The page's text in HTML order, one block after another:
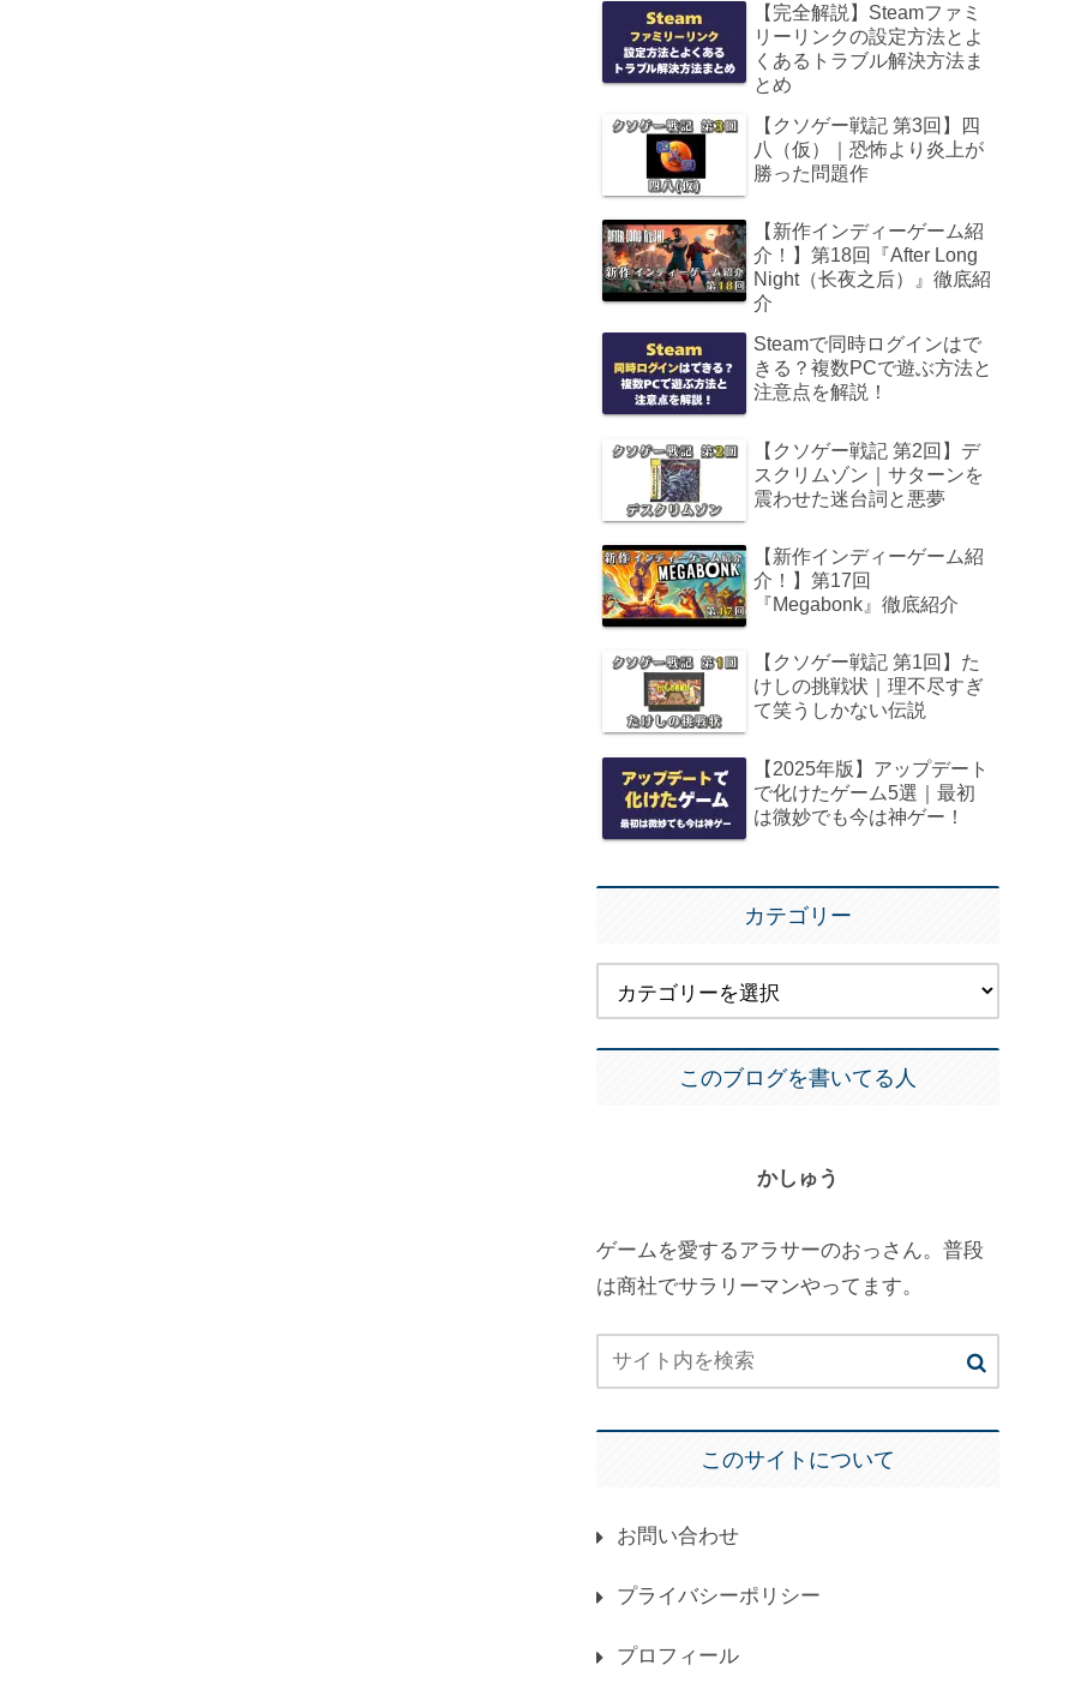
【完全解説】Steamファミ
リーリンクの設定方法とよ
くあるトラブル解決方法ま
とめ
【クソゲー戦記 第3回】四
八（仮）｜恐怖より炎上が
勝った問題作
【新作インディーゲーム紹
介！】第18回『After Long
Night（长夜之后）』徹底紹
介
Steamで同時ログインはで
きる？複数PCで遊ぶ方法と
注意点を解説！
【クソゲー戦記 第2回】デ
スクリムゾン｜サターンを
震わせた迷台詞と悪夢
【新作インディーゲーム紹
介！】第17回
『Megabonk』徹底紹介
【クソゲー戦記 第1回】た
けしの挑戦状｜理不尽すぎ
て笑うしかない伝説
【2025年版】アップデート
で化けたゲーム5選｜最初
は微妙でも今は神ゲー！
カテゴリー
このブログを書いてる人
かしゅう
ゲームを愛するアラサーのおっさん。普段
は商社でサラリーマンやってます。
このサイトについて
お問い合わせ
プライバシーポリシー
プロフィール